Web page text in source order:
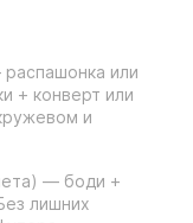
или
+ конверт или
и
— боди +
лишних